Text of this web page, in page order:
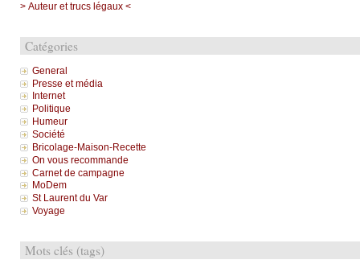
> Auteur et trucs légaux <
Catégories
General
Presse et média
Internet
Politique
Humeur
Société
Bricolage-Maison-Recette
On vous recommande
Carnet de campagne
MoDem
St Laurent du Var
Voyage
Mots clés (tags)